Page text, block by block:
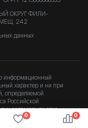
0 0
ОКРУГ ФИЛИ-
242
данных
информационный
характер и ни при
определяемой
Российской
согласовываются